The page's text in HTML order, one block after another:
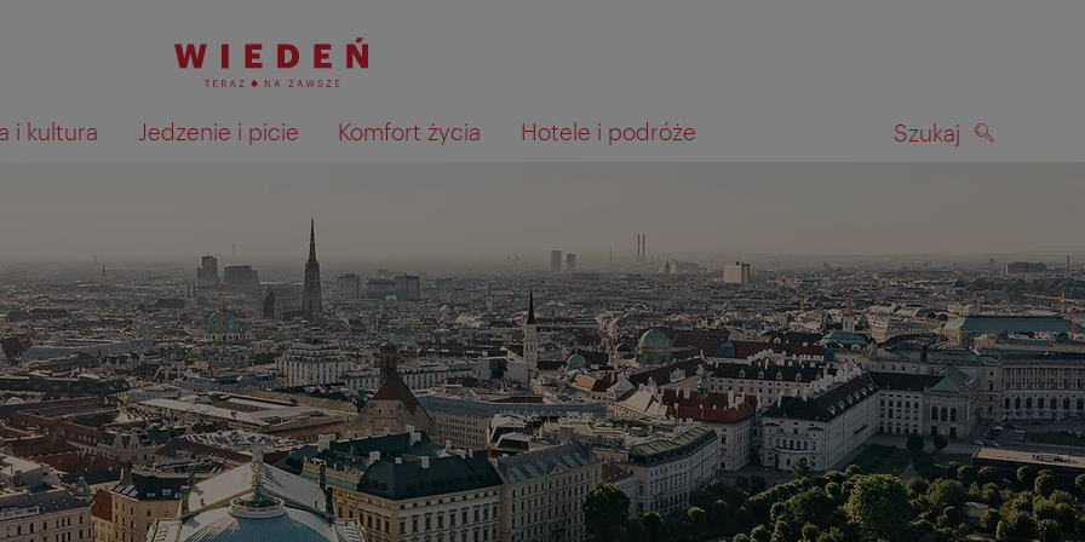
i kultura Jedzenie i picie Komfort życia Hotele i podróże Szukaj